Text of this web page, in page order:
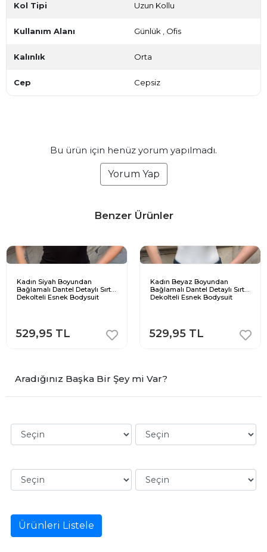
Kol Tipi Uzun Kollu
Kullanım Alanı Günlük Ofis
Kalınlık Orta
Cep Cepsiz
Bu ürün için henüz yorum yapılmadı.
Yorum Yap
Benzer Ürünler
Kadın Siyah Boyundan
Bağlamalı Dantel Detaylı Sırt
Dekolteli Esnek Bodysuit
529,95 TL
Kadın Beyaz Boyundan
Bağlamalı Dantel Detaylı Sırt
Dekolteli Esnek Bodysuit
529,95 TL
Aradığınız Başka Bir Şey mi Var?
Ürünleri Listele